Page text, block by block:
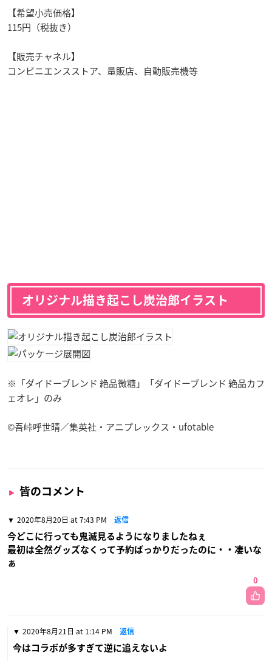
【希望小売価格】
115円（税抜き）
【販売チャネル】
コンビニエンスストア、量販店、自動販売機等
オリジナル描き起こし炭治郎イラスト
※「ダイドーブレンド 絶品微糖」「ダイドーブレンド 絶品カフ
ェオレ」のみ
©吾峠呼世晴／集英社・アニプレックス・ufotable
皆のコメント
2020年8月20日 at 7:43 PM 返信
今どこに行っても鬼滅見るようになりましたねぇ
最初は全然グッズなくって予約ばっかりだったのに・・凄いな
ぁ
0
2020年8月21日 at 1:14 PM 返信
今はコラボが多すぎて逆に追えないよ